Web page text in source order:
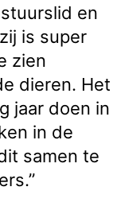
en
is super
zien
dieren. Het
jaar doen in
in de
samen te